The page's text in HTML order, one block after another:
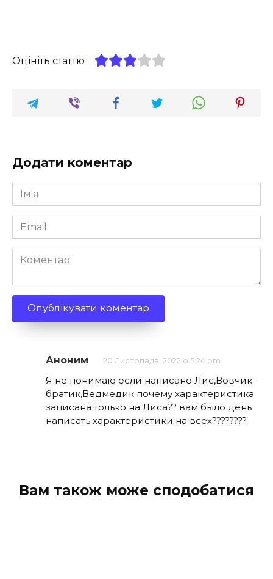
Оцініть статтю
Додати коментар
Ім'я
*
Email
*
Коментар
Аноним 20 Листопада, 2022 о 5:24 pm
Я не понимаю если написано Лис,Вовчик-
братик,Ведмедик почему характеристика
записана только на Лиса?? вам было день
написать характеристики на всех????????
Вам також може сподобатися